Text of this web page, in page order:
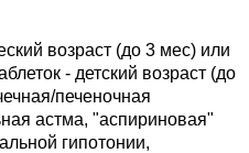
возраст (до 3 мес) или
- детский возраст (до
печеночная
астма, "аспириновая"
гипотонии,